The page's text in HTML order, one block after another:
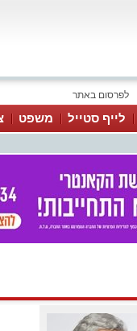
לפרסום באתר
לייף סטייל משפט